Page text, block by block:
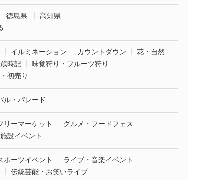
徳島県
高知県
イルミネーション カウントダウン
花・自然
時記
味覚狩り・フルーツ狩り
初売り
ル・パレード
リーマーケット
グルメ・フードフェス
設イベント
ポーツイベント
ライブ・音楽イベント
伝統芸能・お笑いライブ